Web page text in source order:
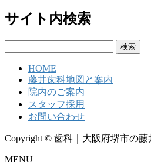
サイト内検索
HOME
藤井歯科地図と案内
院内のご案内
スタッフ採用
お問い合わせ
Copyright © 歯科｜大阪府堺市の藤
MENU